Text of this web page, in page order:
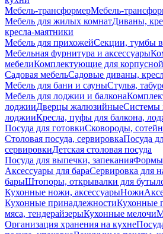
Мебель-трансформерМебель-
Мебель для жилых комнатДиваны,
кресла-маятники
Мебель для прихожейСекции, тумбы
Мебельная фурнитура и аксессуары
мебелиКомплектующие для
Садовая мебельСадовые диваны,
Мебель для бани и сауныСтулья,
Мебель для лоджии и балкона
лоджииДверцы жалюзийныеСистемы
лоджииКресла, пуфы для балкона,
Посуда для готовкиСковороды,
Столовая посуда, сервировкаПосуда
сервировкиДетская столовая посуда
Посуда для выпечки, запеканияФормы
Аксессуары для бараСервировка для
барыШтопоры, открывалки для
Кухонные ножи, аксессуарыНожи
Кухонные принадлежностиКухонные
мяса, тендерайзерыКухонные мелочи
Организация хранения на кухне